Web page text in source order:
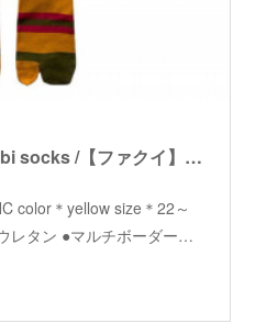
【fakui】multi boder tabi socks /【ファクイ】マルチボーダータビソックス
color＊yellow size＊22～
レタン ●マルチボーダー…